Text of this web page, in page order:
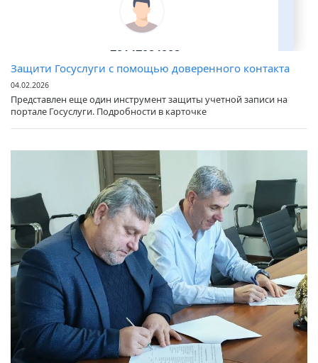
Защити Госуслуги с помощью доверенного контакта
04.02.2026
Представлен еще один инструмент защиты учетной записи на
портале Госуслуги. Подробности в карточке